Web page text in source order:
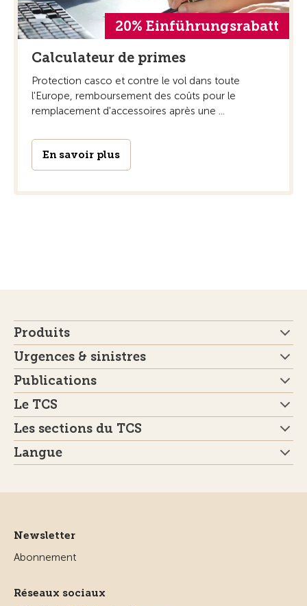
20% Einführungsrabatt
Calculateur de primes
Protection casco et contre le vol dans toute
l'Europe, remboursement des coûts pour le
remplacement d'accessoires après une ...
En savoir plus
Produits
Urgences & sinistres
Publications
Le TCS
Les sections du TCS
Langue
Newsletter
Abonnement
Réseaux sociaux